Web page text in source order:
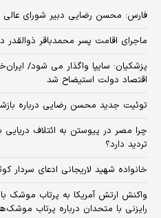
فارس: محسن رضایی دبیر شورای
ماجرای اقامت پسر محمدباقر ذوالقدر
پزشکیان: سایپا واگذار می شود/
اقتصاد دولت استیضاح شد
توئیت جدید محسن رضایی درباره
چرا مصر در پیوستن به ائتلاف دریایی
تردید دارد؟
خانواده شهید لاریجانی ادعای سردار
واکنش ارتش آمریکا به پرتاب موشک
رایزنی با متحدان درباره پرتاب